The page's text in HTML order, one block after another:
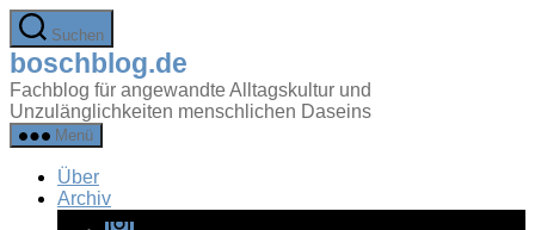
Zum
Inhalt
springen
Suchen
boschblog.de
Fachblog für angewandte Alltagskultur und
Unzulänglichkeiten menschlichen Daseins
Menü
Über
Archiv
Instagram